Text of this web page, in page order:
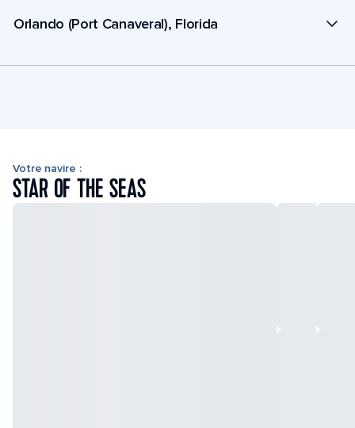
Orlando (Port Canaveral), Florida
Votre navire :
STAR OF THE SEAS